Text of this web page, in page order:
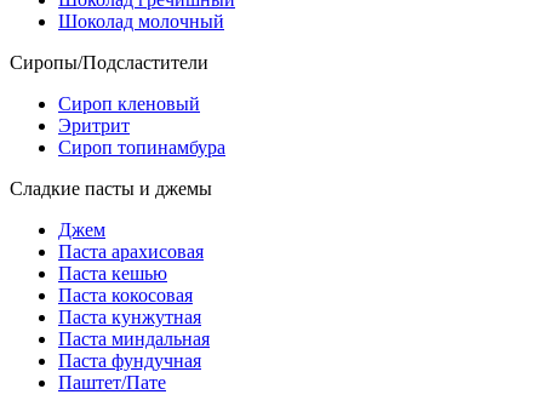
Шоколад молочный
Сиропы/Подсластители
Сироп кленовый
Эритрит
Сироп топинамбура
Сладкие пасты и джемы
Джем
Паста арахисовая
Паста кешью
Паста кокосовая
Паста кунжутная
Паста миндальная
Паста фундучная
Паштет/Пате